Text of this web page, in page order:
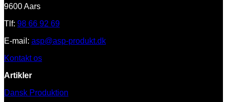
9600 Aars
Tlf: 98 66 92 69
E-mail: asp@asp-produkt.dk
Kontakt os
Artikler
Dansk Produktion